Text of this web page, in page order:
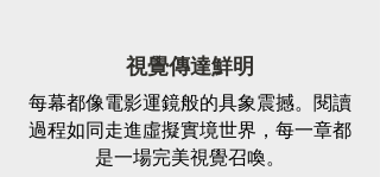
視覺傳達鮮明
每幕都像電影運鏡般的具象震撼。閱讀
過程如同走進虛擬實境世界，每一章都
是一場完美視覺召喚。